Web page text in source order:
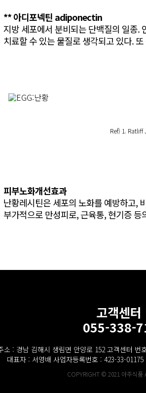
** 아디포넥틴 adiponectin
지방 세포에서 분비되는 단백질의 일종.
치료할 수 있는 물질로 생각되고 있다.
Ref) 1. Ratliff
피부노화개선효과
난황레시틴은 세포의 노화를 예방하고,
부가적으로 만성피로, 근육통, 현기증
고객센터
055-338-
소 : 경남 김해시 생림면 안양로 152 고객센터 번
대표자 : 서영배 사업자등록번호 : 423-33-
COPYRIGHT © 2021 아주식